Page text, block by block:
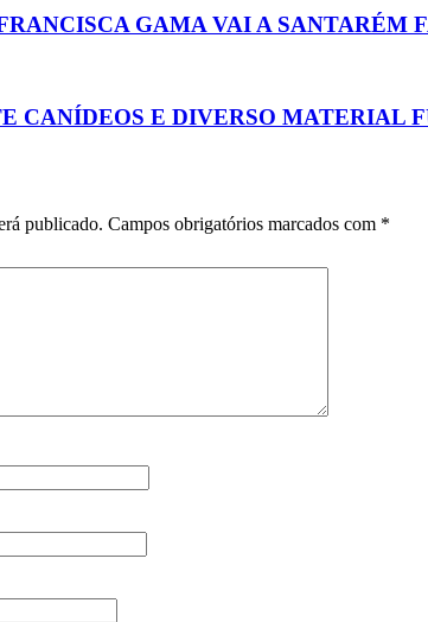
GAMA VAI A SANTARÉM
CANÍDEOS E DIVERSO
publicado. Campos obrigatórios marcados com *